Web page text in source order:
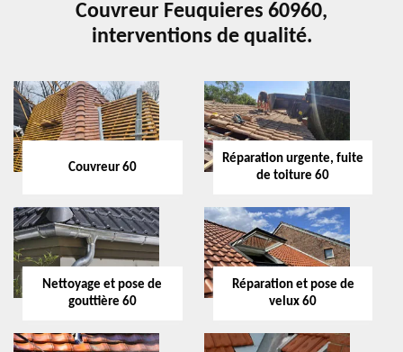
Couvreur Feuquieres 60960,
interventions de qualité.
Couvreur 60
Réparation urgente, fuite
de toiture 60
Nettoyage et pose de
gouttière 60
Réparation et pose de
velux 60